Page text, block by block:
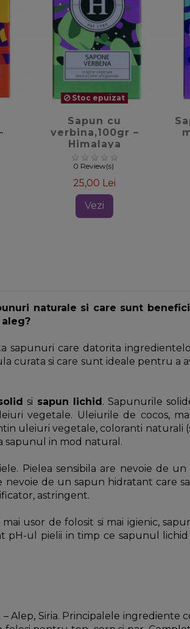
favorite_border
Stoc epuizat
Sapun cu
verbina,100gr –
Himalaya
0 Review(s)
25,00 Lei
Vezi
naturale si care sunt
sapunuri care datorita
curata si care sunt ideale pentru a
si sapun lichid . Sapunurile
vegetale. Uleiurile de cocos,
uleiuri vegetale, coloranti naturali
sapunul in mod natural.
Pielea sensibila are nevoie de
de un sapun hidratant care
astringent.
usor de folosit si mai igienic,
pH-ul pielii in timp ce sapunul
Alep, Siria. Principalele ingrediente